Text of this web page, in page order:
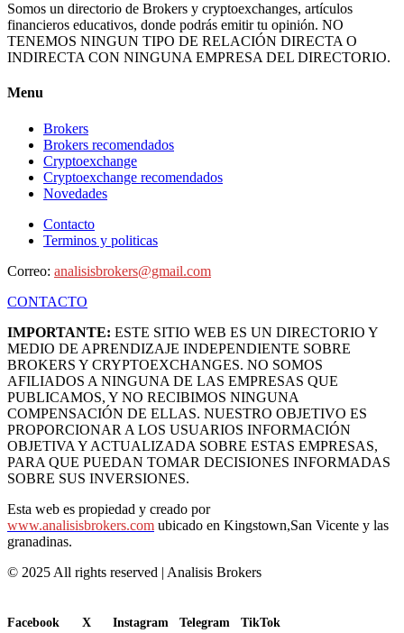
Somos un directorio de Brokers y cryptoexchanges, artículos
financieros educativos, donde podrás emitir tu opinión. NO
TENEMOS NINGUN TIPO DE RELACIÓN DIRECTA O
INDIRECTA CON NINGUNA EMPRESA DEL DIRECTORIO.
Menu
Brokers
Brokers recomendados
Cryptoexchange
Cryptoexchange recomendados
Novedades
Contacto
Terminos y politicas
Correo: analisisbrokers@gmail.com
CONTACTO
IMPORTANTE: ESTE SITIO WEB ES UN DIRECTORIO Y
MEDIO DE APRENDIZAJE INDEPENDIENTE SOBRE
BROKERS Y CRYPTOEXCHANGES. NO SOMOS
AFILIADOS A NINGUNA DE LAS EMPRESAS QUE
PUBLICAMOS, Y NO RECIBIMOS NINGUNA
COMPENSACIÓN DE ELLAS. NUESTRO OBJETIVO ES
PROPORCIONAR A LOS USUARIOS INFORMACIÓN
OBJETIVA Y ACTUALIZADA SOBRE ESTAS EMPRESAS,
PARA QUE PUEDAN TOMAR DECISIONES INFORMADAS
SOBRE SUS INVERSIONES.
Esta web es propiedad y creado por
www.analisisbrokers.com ubicado en Kingstown,San Vicente y las
granadinas.
© 2025 All rights reserved | Analisis Brokers
Facebook
X
Instagram
Telegram
TikTok